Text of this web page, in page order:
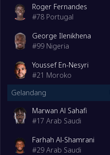
Roger Fernandes
#78 Portugal
George Ilenikhena
#99 Nigeria
Youssef En-Nesyri
#21 Moroko
Gelandang
Marwan Al Sahafi
#17 Arab Saudi
Farhah Al-Shamrani
#29 Arab Saudi